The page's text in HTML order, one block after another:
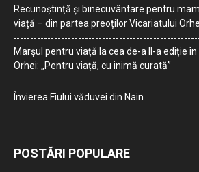
Recunoștință și binecuvântare pentru
viață – din partea preoților Vicariatului
Marșul pentru viață la cea de-a II-a ediție în
Orhei: „Pentru viață, cu inimă curată”
Învierea Fiului văduvei din Nain
POSTĂRI POPULARE